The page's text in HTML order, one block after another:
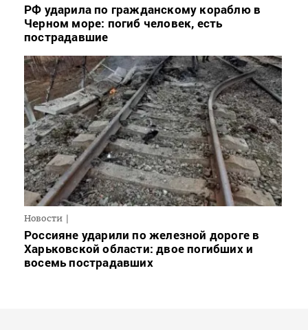
РФ ударила по гражданскому кораблю в
Черном море: погиб человек, есть
пострадавшие
Новости
Россияне ударили по железной дороге в
Харьковской области: двое погибших и
восемь пострадавших